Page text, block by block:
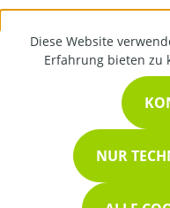
Diese Website
Erfahrung bieten zu
NUR